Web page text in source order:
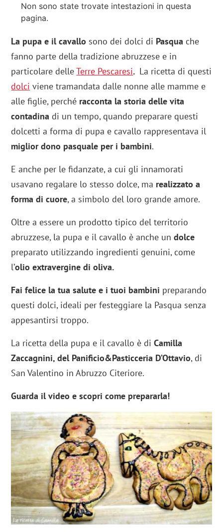
Non sono state trovate intestazioni in questa
pagina.
La pupa e il cavallo sono dei dolci di Pasqua che
fanno parte della tradizione abruzzese e in
particolare delleTerre Pescaresi. La ricetta di questi
dolci viene tramandata dalle nonne alle mamme e
alle figlie, perché racconta la storia delle vita
contadina di un tempo, quando preparare questi
dolcetti a forma di pupa e cavallo rappresentava il
miglior dono pasquale per i bambini.
E anche per le fidanzate, a cui gli innamorati
usavano regalare lo stesso dolce, ma realizzato a
forma di cuore, a simbolo del loro grande amore.
Oltre a essere un prodotto tipico del territorio
abruzzese, la pupa e il cavallo è anche undolce
preparato utilizzando ingredienti genuini, come
l’olio extravergine di oliva.
Fai felice la tua salute e i tuoi bambini preparando
questi dolci, ideali per festeggiare la Pasqua senza
appesantirsi troppo.
La ricetta della pupa e il cavallo è di Camilla
Zaccagnini, del Panificio&Pasticceria D’Ottavio, di
San Valentino in Abruzzo Citeriore.
Guarda il video e scopri come prepararla!